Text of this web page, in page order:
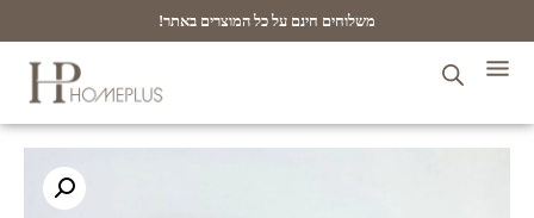
משלוחים חינם על כל המוצרים באתר!